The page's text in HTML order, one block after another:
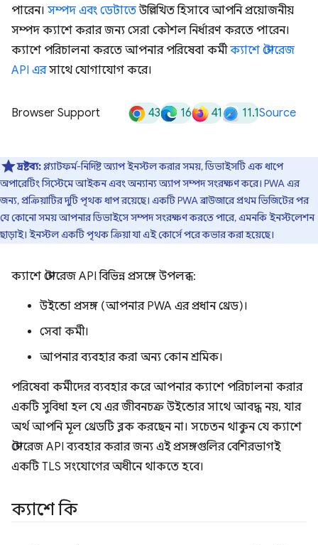
পারেন। সম্পদ এবং ডেটাতেউল্লিখিত হিসাবে আপনি প্রয়োজনীয়
সম্পদ ক্যাশে করার জন্য সেরা কৌশল নির্ধারণ করতে পারেন।
ক্যাশে পরিচালনা করতে আপনার পরিষেবা কর্মীক্যাশে স্টোরেজ
API এরসাথে যোগাযোগ করে।
Browser Support 43 16 41 11.1Source
দ্রষ্টব্য:প্ল্যাটফর্ম-নির্দিষ্ট অ্যাপ ইনস্টল করার সময়, ডিভাইসটি এক ধাপে
অপারেটিং সিস্টেমে আইকন এবং অন্যান্য অ্যাপ সম্পদ সংরক্ষণ করে। PWA এর
জন্য, প্রক্রিয়াটির দুটি পৃথক ধাপ রয়েছে। একটি PWA ব্রাউজারে প্রথম ভিজিটের পর
যে কোনো সময় আপনার ডিভাইসে সম্পদ সংরক্ষণ করতে পারে, এমনকি ইনস্টলেশন
ছাড়াই। ইনস্টল একটি পৃথক ক্রিয়া যা এই কোর্সে পরে কভার করা হয়েছে।
ক্যাশে স্টোরেজ API বিভিন্ন প্রসঙ্গে উপলব্ধ:
উইন্ডো প্রসঙ্গ (আপনার PWA এর প্রধান থ্রেড)।
সেবা কর্মী।
আপনার ব্যবহার করা অন্য কোন শ্রমিক।
পরিষেবা কর্মীদের ব্যবহার করে আপনার ক্যাশে পরিচালনা করার
একটি সুবিধা হল যে এর জীবনচক্র উইন্ডোর সাথে আবদ্ধ নয়, যার
অর্থ আপনি মূল থ্রেডটি ব্লক করছেন না। সচেতন থাকুন যে ক্যাশে
স্টোরেজ API ব্যবহার করার জন্য এই প্রসঙ্গগুলির বেশিরভাগই
একটি TLS সংযোগের অধীনে থাকতে হবে।
ক্যাশে কি